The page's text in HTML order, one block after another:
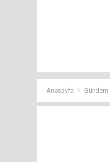
Anasayfa Gündem